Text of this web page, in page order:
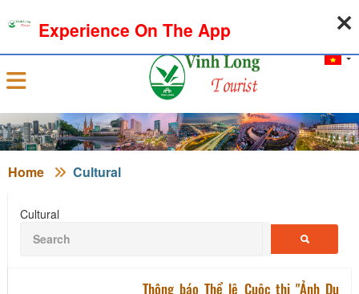
Sign in
Home Cultural
Cultural
Thông báo Thể lệ Cuộc thi "Ảnh Du
Experience On The App